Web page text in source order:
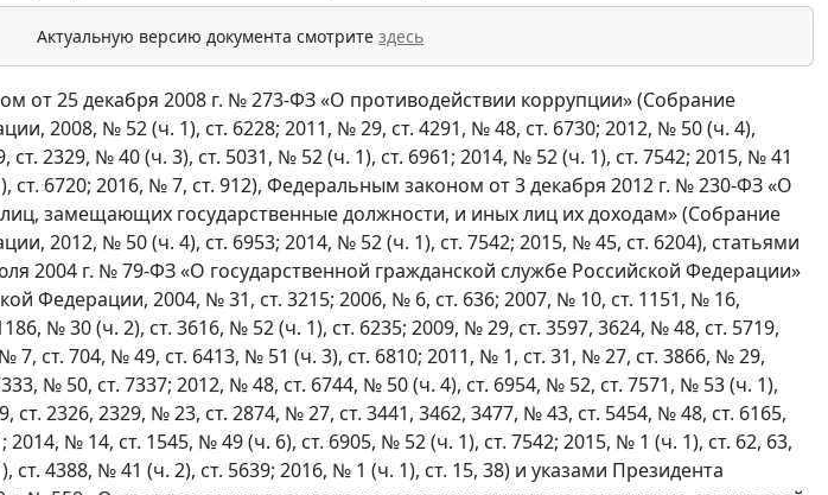
Актуальную версию документа смотрите здесь
от 25 декабря 2008 г. № 273-ФЗ «О противодействии коррупции» (Собрание
2008, № 52 (ч. 1), ст. 6228; 2011, № 29, ст. 4291, № 48, ст. 6730; 2012, № 50 (ч. 4),
ст. 2329, № 40 (ч. 3), ст. 5031, № 52 (ч. 1), ст. 6961; 2014, № 52 (ч. 1), ст. 7542; 2015, № 41
ст. 6720; 2016, № 7, ст. 912), Федеральным законом от 3 декабря 2012 г. № 230-ФЗ «О
лиц, замещающих государственные должности, и иных лиц их доходам» (Собрание
2012, № 50 (ч. 4), ст. 6953; 2014, № 52 (ч. 1), ст. 7542; 2015, № 45, ст. 6204), статьями
2004 г. № 79-ФЗ «О государственной гражданской службе Российской Федерации»
Федерации, 2004, № 31, ст. 3215; 2006, № 6, ст. 636; 2007, № 10, ст. 1151, № 16,
№ 30 (ч. 2), ст. 3616, № 52 (ч. 1), ст. 6235; 2009, № 29, ст. 3597, 3624, № 48, ст. 5719,
7, ст. 704, № 49, ст. 6413, № 51 (ч. 3), ст. 6810; 2011, № 1, ст. 31, № 27, ст. 3866, № 29,
№ 50, ст. 7337; 2012, № 48, ст. 6744, № 50 (ч. 4), ст. 6954, № 52, ст. 7571, № 53 (ч. 1),
ст. 2326, 2329, № 23, ст. 2874, № 27, ст. 3441, 3462, 3477, № 43, ст. 5454, № 48, ст. 6165,
№ 14, ст. 1545, № 49 (ч. 6), ст. 6905, № 52 (ч. 1), ст. 7542; 2015, № 1 (ч. 1), ст. 62, 63,
4388, № 41 (ч. 2), ст. 5639; 2016, № 1 (ч. 1), ст. 15, 38) и указами Президента